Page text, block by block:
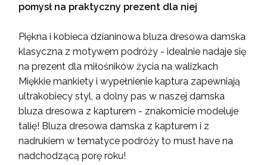
pomysł na praktyczny prezent dla niej
Piękna i kobieca dzianinowa bluza dresowa damska
klasyczna z motywem podróży - idealnie nadaje się
na prezent dla miłośników życia na walizkach
Miękkie mankiety i wypełnienie kaptura zapewniają
ultrakobiecy styl, a dolny pas w naszej damska
bluza dresowa z kapturem - znakomicie modeluje
talię! Bluza dresowa damska z kapturem i z
nadrukiem w tematyce podróży to must have na
nadchodzącą porę roku!